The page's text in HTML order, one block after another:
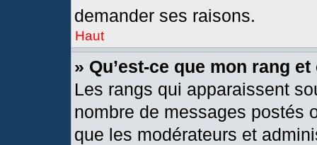
demander ses raisons.
Haut
» Qu’est-ce que mon rang
Les rangs qui apparaissent
nombre de messages postés
que les modérateurs et